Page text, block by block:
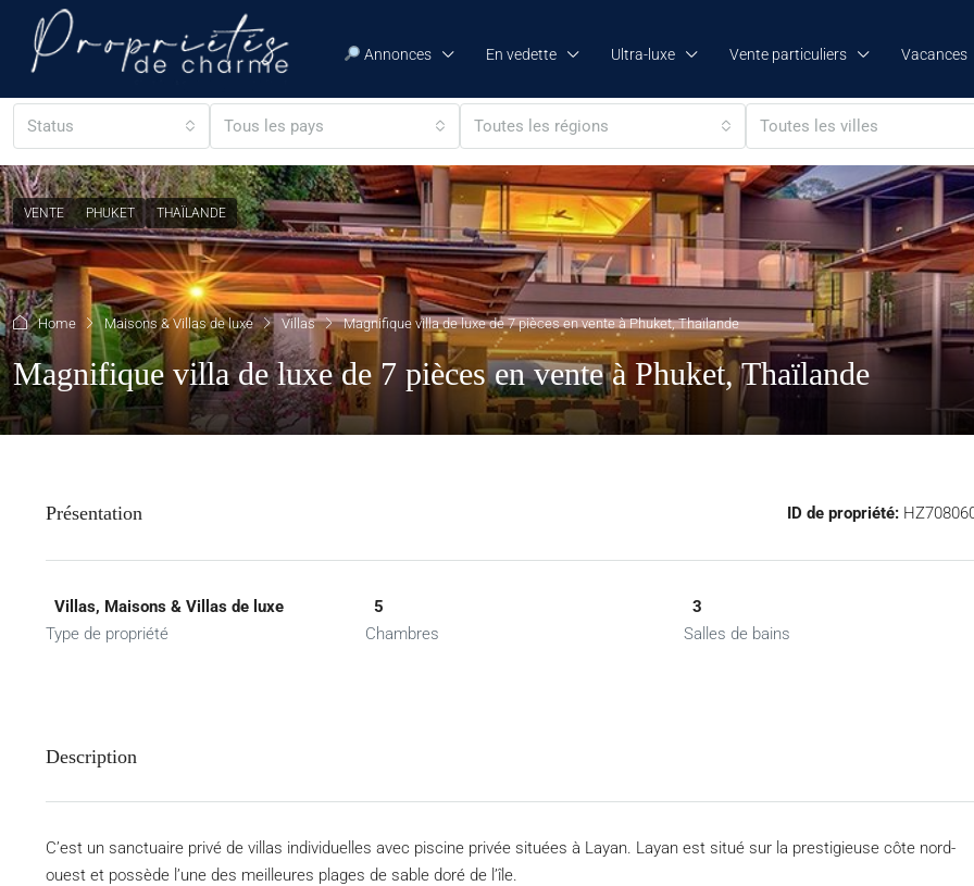
Annonces En vedette Ultra-luxe Vente particuliers Vacances
Status Tous les pays Toutes les régions Toutes les villes
VENTE PHUKET THAÏLANDE
Home Maisons & Villas de luxe Villas Magnifique villa de luxe de 7 pièces en vente à Phuket, Thaïlande
Magnifique villa de luxe de 7 pièces en vente à Phuket, Thaïlande
Présentation ID de propriété:
Villas, Maisons & Villas de luxe
Type de propriété
5
Chambres
3
Salles de bains
Description
C’est un sanctuaire privé de villas individuelles avec piscine privée situées à Layan. Layan est situé sur la prestigieuse côte nord-
ouest et possède l’une des meilleures plages de sable doré de l’île.